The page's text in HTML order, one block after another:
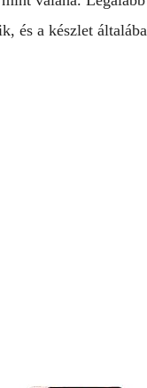
és a készlet